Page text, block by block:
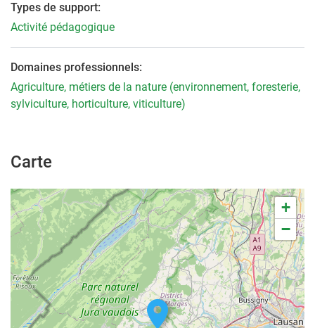
Types de support:
Activité pédagogique
Domaines professionnels:
Agriculture, métiers de la nature (environnement, foresterie,
sylviculture, horticulture, viticulture)
Carte
+
−